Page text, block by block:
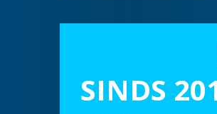
SINDS